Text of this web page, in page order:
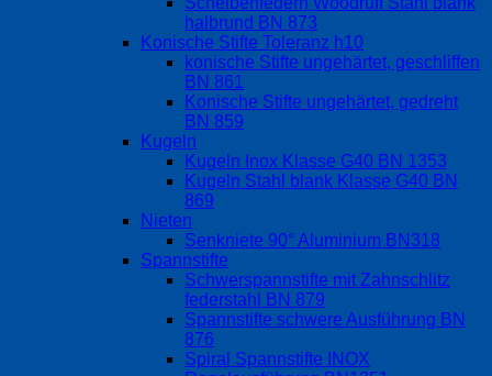
halbrund BN 873
Konische Stifte Toleranz h10
konische Stifte ungehärtet, geschliffen
BN 861
Konische Stifte ungehärtet, gedreht
BN 859
Kugeln
Kugeln Inox Klasse G40 BN 1353
Kugeln Stahl blank Klasse G40 BN
869
Nieten
Senkniete 90° Aluminium BN318
Spannstifte
Schwerspannstifte mit Zahnschlitz
federstahl BN 879
Spannstifte schwere Ausführung BN
876
Spiral Spannstifte INOX